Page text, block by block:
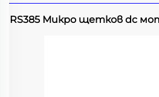
RS385 Микро щетков dc